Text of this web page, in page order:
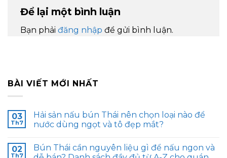
Để lại một bình luận
Bạn phải đăng nhập để gửi bình luận.
BÀI VIẾT MỚI NHẤT
03
Th7
Hải sản nấu bún Thái nên chọn loại nào để
nước dùng ngọt và tô đẹp mắt?
02
Th7
Bún Thái cần nguyên liệu gì để nấu ngon và